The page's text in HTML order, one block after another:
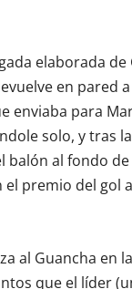
elaborada
en pared a
enviaba para
solo, y tras
balón al fondo
premio del gol
al Guancha en
que el líder